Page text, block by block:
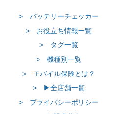
> バッテリーチェッカー
> お役立ち情報一覧
> タグ一覧
> 機種別一覧
> モバイル保険とは？
> ▶全店舗一覧
> プライバシーポリシー